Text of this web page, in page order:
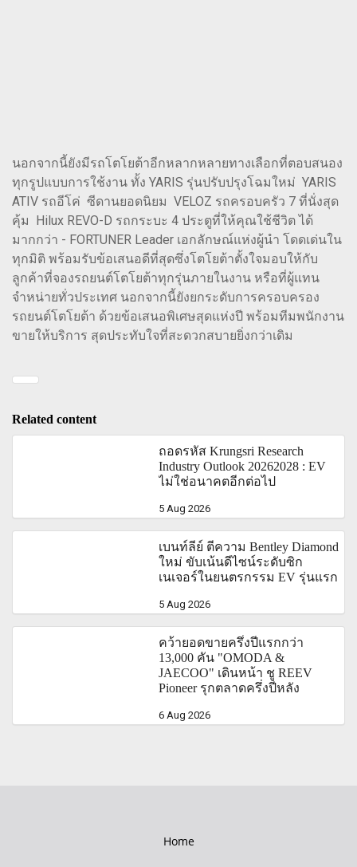
นอกจากนี้ยังมีรถโตโยต้าอีกหลากหลายทางเลือกที่ตอบสนอง
ทุกรูปแบบการใช้งาน ทั้ง YARIS รุ่นปรับปรุงโฉมใหม่ YARIS
ATIV รถอีโค่ ซีดานยอดนิยม VELOZ รถครอบครัว 7 ที่นั่งสุด
คุ้ม Hilux REVO-D รถกระบะ 4 ประตูที่ให้คุณใช้ชีวิต ได้
มากกว่า - FORTUNER Leader เอกลักษณ์แห่งผู้นำ โดดเด่นใน
ทุกมิติ พร้อมรับข้อเสนอดีที่สุดซึ่งโตโยต้าตั้งใจมอบให้กับ
ลูกค้าที่จองรถยนต์โตโยต้าทุกรุ่นภายในงาน หรือที่ผู้แทน
จำหน่ายทั่วประเทศ นอกจากนี้ยังยกระดับการครอบครอง
รถยนต์โตโยต้า ด้วยข้อเสนอพิเศษสุดแห่งปี พร้อมทีมพนักงาน
ขายให้บริการ สุดประทับใจที่สะดวกสบายยิ่งกว่าเดิม
Related content
ถอดรหัส Krungsri Research
Industry Outlook 20262028 : EV
ไม่ใช่อนาคตอีกต่อไป
5 Aug 2026
เบนท์ลีย์ ตีความ Bentley Diamond
ใหม่ ขับเน้นดีไซน์ระดับซิก
เนเจอร์ในยนตรกรรม EV รุ่นแรก
5 Aug 2026
คว้ายอดขายครึ่งปีแรกกว่า
13,000 คัน "OMODA &
JAECOO" เดินหน้า ชู REEV
Pioneer รุกตลาดครึ่งปีหลัง
6 Aug 2026
Home